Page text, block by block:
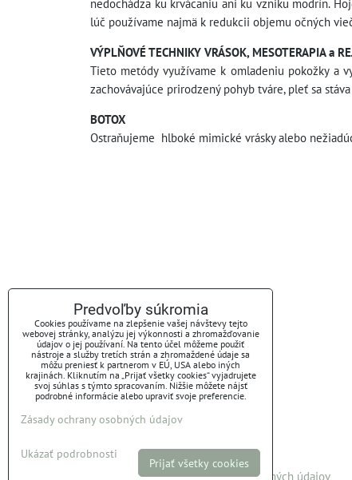
nedochádza ku krvácaniu ani ku vzniku modrín.
lúč používame najmä k redukcii objemu očných
VÝPLŇOVÉ TECHNIKY VRÁSOK, MESOTERAPIA a
Tieto metódy využívame k omladeniu pokožky a
zachovávajúce prirodzený pohyb tváre, pleť sa
BOTOX
Ostraňujeme hlboké mimické vrásky alebo
Predvoľby súkromia Zásady ochrany osobných údajov
Predvoľby súkromia
Cookies používame na zlepšenie vašej návštevy tejto
webovej stránky, analýzu jej výkonnosti a zhromažďovanie
údajov o jej používaní. Na tento účel môžeme použiť
nástroje a služby tretích strán a zhromaždené údaje sa
môžu preniesť k partnerom v EÚ, USA alebo iných
krajinách. Kliknutím na „Prijať všetky cookies“ vyjadrujete
svoj súhlas s týmto spracovaním. Nižšie môžete nájsť
podrobné informácie alebo upraviť svoje preferencie.
Zásady ochrany osobných údajov
Ukázať podrobnosti
Prijať všetky cookies